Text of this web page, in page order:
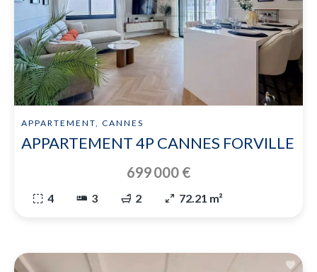
APPARTEMENT, CANNES
APPARTEMENT 4P CANNES FORVILLE
699 000 €
4 3 2 72.21 m²